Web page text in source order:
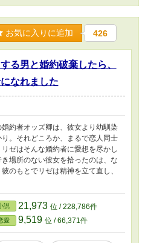
お気に入りに追加 426
る男と婚約破棄したら、
なれました
約者オッズ卿は、彼女より幼馴染
。それどころか、まるで恋人同士
ゼはそんな婚約者に愛想を尽かし
場所のない彼女を拾ったのは、な
のもとでリゼは精神を立て直し、
説 21,973 位 / 228,786件
愛 9,519 位 / 66,371件